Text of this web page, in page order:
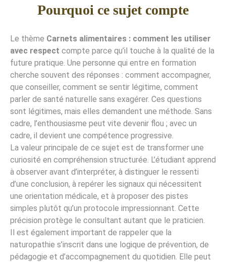
Pourquoi ce sujet compte
Le thème Carnets alimentaires : comment les utiliser
avec respect compte parce qu’il touche à la qualité de la
future pratique. Une personne qui entre en formation
cherche souvent des réponses : comment accompagner,
que conseiller, comment se sentir légitime, comment
parler de santé naturelle sans exagérer. Ces questions
sont légitimes, mais elles demandent une méthode. Sans
cadre, l’enthousiasme peut vite devenir flou ; avec un
cadre, il devient une compétence progressive.
La valeur principale de ce sujet est de transformer une
curiosité en compréhension structurée. L’étudiant apprend
à observer avant d’interpréter, à distinguer le ressenti
d’une conclusion, à repérer les signaux qui nécessitent
une orientation médicale, et à proposer des pistes
simples plutôt qu’un protocole impressionnant. Cette
précision protège le consultant autant que le praticien.
Il est également important de rappeler que la
naturopathie s’inscrit dans une logique de prévention, de
pédagogie et d’accompagnement du quotidien. Elle peut